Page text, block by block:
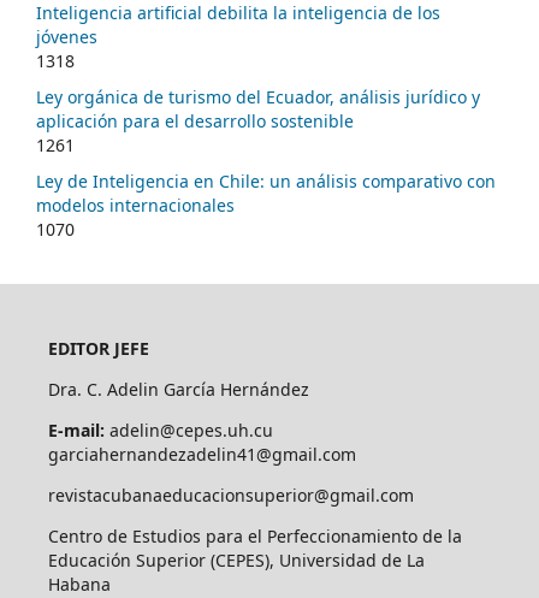
Inteligencia artificial debilita la inteligencia de los
jóvenes
1318
Ley orgánica de turismo del Ecuador, análisis jurídico y
aplicación para el desarrollo sostenible
1261
Ley de Inteligencia en Chile: un análisis comparativo con
modelos internacionales
1070
EDITOR JEFE
Dra. C. Adelin García Hernández
E-mail: adelin@cepes.uh.cu
garciahernandezadelin41@gmail.com
revistacubanaeducacionsuperior@gmail.com
Centro de Estudios para el Perfeccionamiento de la
Educación Superior (CEPES), Universidad de La
Habana